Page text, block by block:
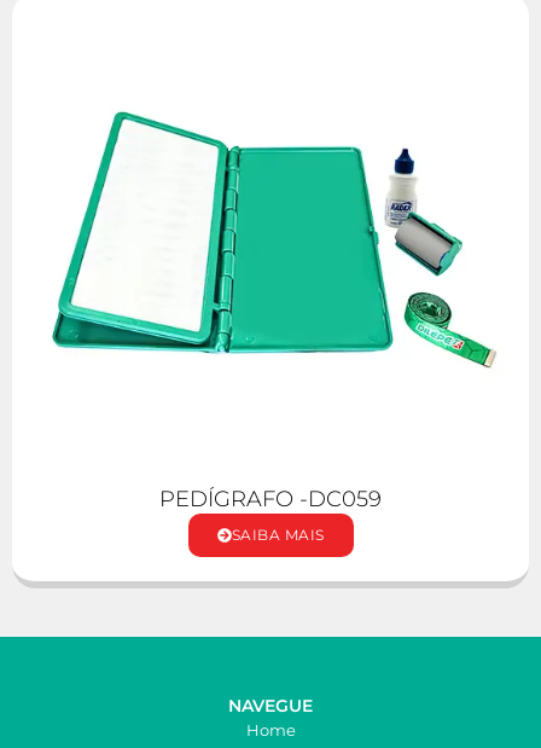
PEDÍGRAFO -DC059
SAIBA MAIS
NAVEGUE
Home